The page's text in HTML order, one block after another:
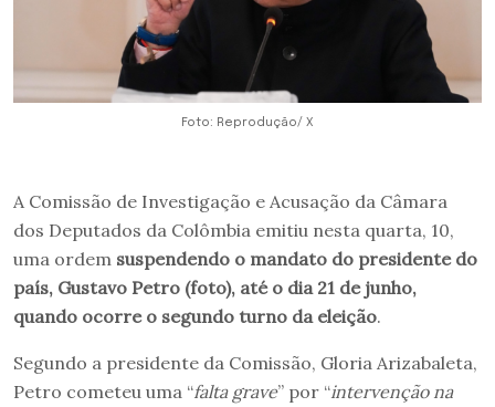
Foto: Reprodução/ X
A Comissão de Investigação e Acusação da Câmara
dos Deputados da Colômbia emitiu nesta quarta, 10,
uma ordem suspendendo o mandato do presidente do
país, Gustavo Petro (foto), até o dia 21 de junho,
quando ocorre o segundo turno da eleição.
Segundo a presidente da Comissão, Gloria Arizabaleta,
Petro cometeu uma “falta grave” por “intervenção na